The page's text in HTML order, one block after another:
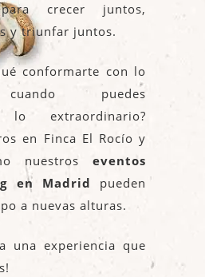
crecer juntos,
y triunfar juntos.
conformarte con lo
puedes
lo extraordinario?
en Finca El Rocío y
nuestros eventos
en Madrid pueden
a nuevas alturas.
una experiencia que